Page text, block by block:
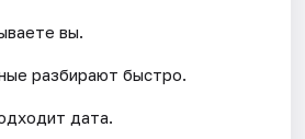
вы.
разбирают быстро.
дата.